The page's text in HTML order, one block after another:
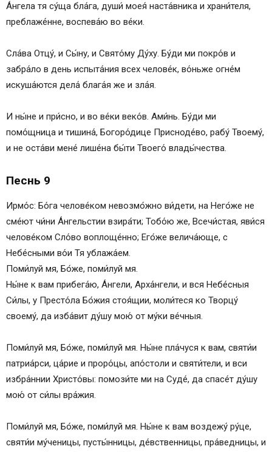
А́нгела тя су́ща бла́га, души́ моея́ наста́вника и храни́теля,
преблаже́нне, воспева́ю во ве́ки.
Сла́ва Отцу́, и Сы́ну, и Свято́му Ду́ху. Бу́ди ми покро́в и
забра́ло в день испыта́ния всех челове́к, во́ньже огне́м
искуша́ются дела́ блага́я же и зла́я.
И ны́не и при́сно, и во ве́ки веко́в. Ами́нь. Бу́ди ми
помо́щница и тишина́, Богоро́дице Присноде́во, рабу́ Твоему́,
и не оста́ви мене́ лише́на бы́ти Твоего́ влады́чества.
Песнь 9
Ирмо́с: Бо́га челове́ком невозмо́жно ви́дети, на Него́же не
сме́ют чи́ни А́нгельстии взира́ти; Тобо́ю же, Всечи́стая, яви́ся
челове́ком Сло́во воплоще́нно; Его́же велича́юще, с
Небе́сными во́и Тя ублажа́ем.
Поми́луй мя, Бо́же, поми́луй мя.
Ны́не к вам прибега́ю, А́нгели, Арха́нгели, и вся Небе́сныя
Си́лы, у Престо́ла Бо́жия стоя́щии, моли́теся ко Творцу́
своему́, да изба́вит ду́шу мою́ от му́ки ве́чныя.
Поми́луй мя, Бо́же, поми́луй мя. Ны́не пла́чуся к вам, святи́и
патриа́рси, ца́рие и проро́цы, апо́столи и святи́тели, и вси
избра́ннии Христо́вы: помози́те ми на Суде́, да спасе́т ду́шу
мою́ от си́лы вра́жия.
Поми́луй мя, Бо́же, поми́луй мя. Ны́не к вам воздежу́ ру́це,
святи́и му́ченицы, пусты́нницы, де́вственницы, пра́ведницы, и